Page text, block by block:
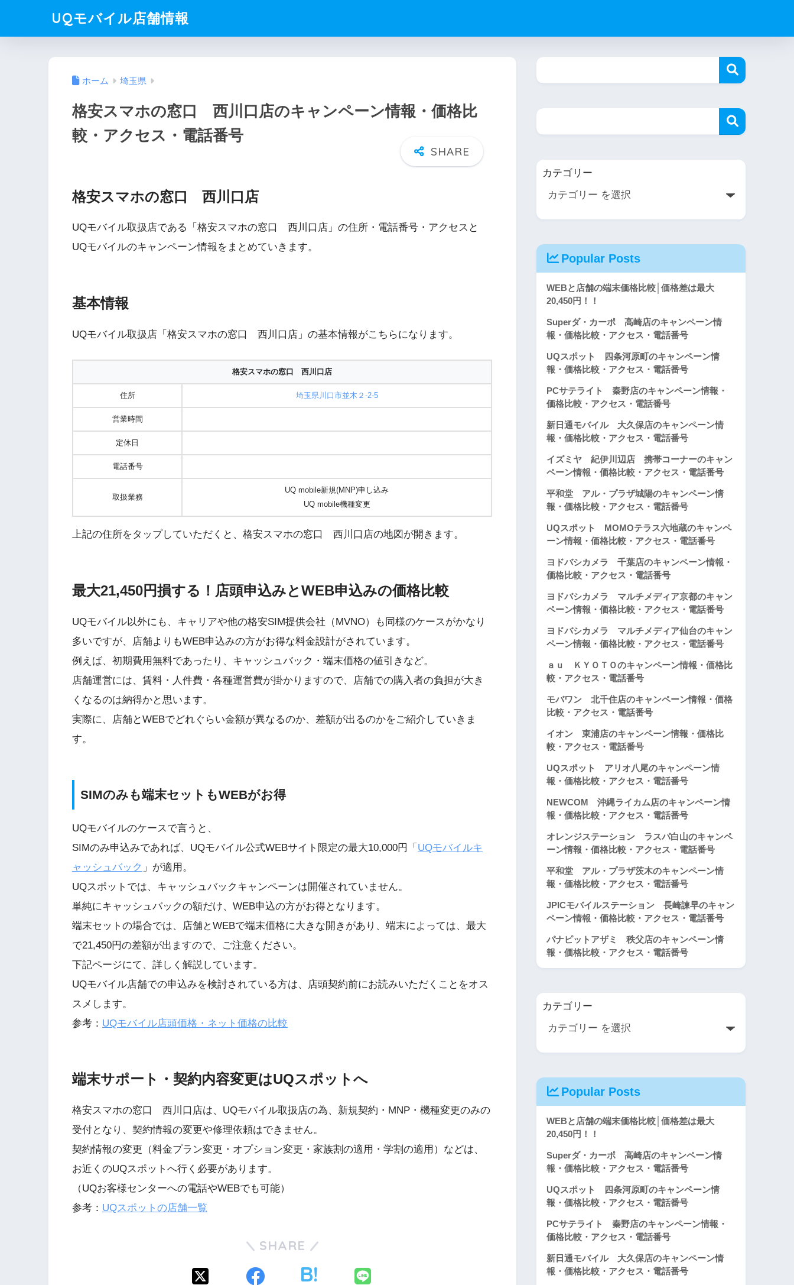
UQモバイル店舗情報
ホーム 埼玉県
格安スマホの窓口 西川口店のキャンペーン情報・価格比
較・アクセス・電話番号
格安スマホの窓口 西川口店
UQモバイル取扱店である「格安スマホの窓口 西川口店」の住所・電話番号・アクセスと
UQモバイルのキャンペーン情報をまとめていきます。
基本情報
UQモバイル取扱店「格安スマホの窓口 西川口店」の基本情報がこちらになります。
格安スマホの窓口 西川口店
住所 埼玉県川口市並木２-2-5
営業時間
定休日
電話番号
取扱業務
UQ mobile新規(MNP)申し込み
UQ mobile機種変更
上記の住所をタップしていただくと、格安スマホの窓口 西川口店の地図が開きます。
最大21,450円損する！店頭申込みとWEB申込みの価格比較
UQモバイル以外にも、キャリアや他の格安SIM提供会社（MVNO）も同様のケースがかなり
多いですが、店舗よりもWEB申込みの方がお得な料金設計がされています。
例えば、初期費用無料であったり、キャッシュバック・端末価格の値引きなど。
店舗運営には、賃料・人件費・各種運営費が掛かりますので、店舗での購入者の負担が大き
くなるのは納得かと思います。
実際に、店舗とWEBでどれぐらい金額が異なるのか、差額が出るのかをご紹介していきま
す。
SIMのみも端末セットもWEBがお得
UQモバイルのケースで言うと、
SIMのみ申込みであれば、UQモバイル公式WEBサイト限定の最大10,000円「 UQモバイルキ
ャッシュバック 」が適用。
UQスポットでは、キャッシュバックキャンペーンは開催されていません。
単純にキャッシュバックの額だけ、WEB申込の方がお得となります。
端末セットの場合では、店舗とWEBで端末価格に大きな開きがあり、端末によっては、最大
で21,450円の差額が出ますので、ご注意ください。
下記ページにて、詳しく解説しています。
UQモバイル店舗での申込みを検討されている方は、店頭契約前にお読みいただくことをオス
スメします。
参考： UQモバイル店頭価格・ネット価格の比較
端末サポート・契約内容変更はUQスポットへ
格安スマホの窓口 西川口店は、UQモバイル取扱店の為、新規契約・MNP・機種変更のみの
受付となり、契約情報の変更や修理依頼はできません。
契約情報の変更（料金プラン変更・オプション変更・家族割の適用・学割の適用）などは、
お近くのUQスポットへ行く必要があります。
（UQお客様センターへの電話やWEBでも可能）
参考： UQスポットの店舗一覧
SHARE
カテゴリー
Popular Posts
WEBと店舗の端末価格比較│価格差は最大
20,450円！！
Superダ・カーポ 高崎店のキャンペーン情
報・価格比較・アクセス・電話番号
UQスポット 四条河原町のキャンペーン情
報・価格比較・アクセス・電話番号
PCサテライト 秦野店のキャンペーン情報・
価格比較・アクセス・電話番号
新日通モバイル 大久保店のキャンペーン情
報・価格比較・アクセス・電話番号
イズミヤ 紀伊川辺店 携帯コーナーのキャン
ペーン情報・価格比較・アクセス・電話番号
平和堂 アル・プラザ城陽のキャンペーン情
報・価格比較・アクセス・電話番号
UQスポット MOMOテラス六地蔵のキャンペ
ーン情報・価格比較・アクセス・電話番号
ヨドバシカメラ 千葉店のキャンペーン情報・
価格比較・アクセス・電話番号
ヨドバシカメラ マルチメディア京都のキャン
ペーン情報・価格比較・アクセス・電話番号
ヨドバシカメラ マルチメディア仙台のキャン
ペーン情報・価格比較・アクセス・電話番号
ａｕ ＫＹＯＴＯのキャンペーン情報・価格比
較・アクセス・電話番号
モバワン 北千住店のキャンペーン情報・価格
比較・アクセス・電話番号
イオン 東浦店のキャンペーン情報・価格比
較・アクセス・電話番号
UQスポット アリオ八尾のキャンペーン情
報・価格比較・アクセス・電話番号
NEWCOM 沖縄ライカム店のキャンペーン情
報・価格比較・アクセス・電話番号
オレンジステーション ラスパ白山のキャンペ
ーン情報・価格比較・アクセス・電話番号
平和堂 アル・プラザ茨木のキャンペーン情
報・価格比較・アクセス・電話番号
JPICモバイルステーション 長崎諫早のキャン
ペーン情報・価格比較・アクセス・電話番号
パナピットアザミ 秩父店のキャンペーン情
報・価格比較・アクセス・電話番号
カテゴリー
Popular Posts
WEBと店舗の端末価格比較│価格差は最大
20,450円！！
Superダ・カーポ 高崎店のキャンペーン情
報・価格比較・アクセス・電話番号
UQスポット 四条河原町のキャンペーン情
報・価格比較・アクセス・電話番号
PCサテライト 秦野店のキャンペーン情報・
価格比較・アクセス・電話番号
新日通モバイル 大久保店のキャンペーン情
報・価格比較・アクセス・電話番号